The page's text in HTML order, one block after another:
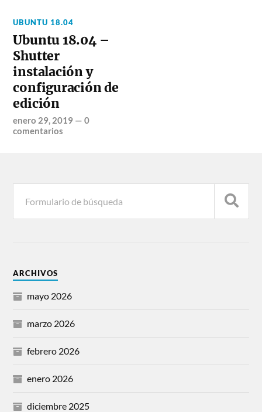
UBUNTU 18.04
Ubuntu 18.04 –
Shutter
instalación y
configuración de
edición
enero 29, 2019 —0
comentarios
ARCHIVOS
mayo 2026
marzo 2026
febrero 2026
enero 2026
diciembre 2025